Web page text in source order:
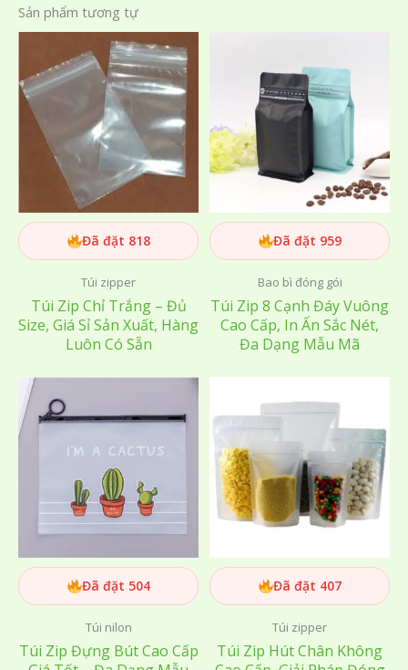
Sản phẩm tương tự
Đã đặt 818
Túi zipper
Túi Zip Chỉ Trắng – Đủ
Size, Giá Sỉ Sản Xuất, Hàng
Luôn Có Sẵn
Đã đặt 959
Bao bì đóng gói
Túi Zip 8 Cạnh Đáy Vuông
Cao Cấp, In Ấn Sắc Nét,
Đa Dạng Mẫu Mã
Đã đặt 504
Túi nilon
Túi Zip Đựng Bút Cao Cấp
Đã đặt 407
Túi zipper
Túi Zip Hút Chân Không